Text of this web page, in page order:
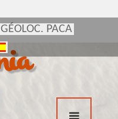
GÉOLOC. PACA
GÉOLOC. PACA